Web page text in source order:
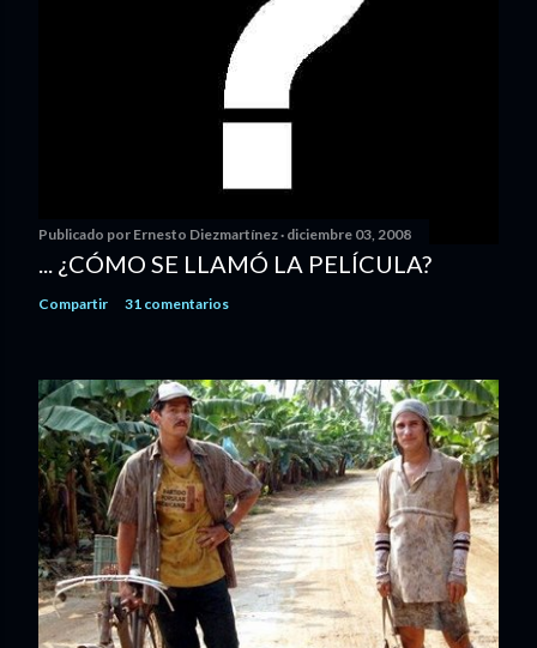
Publicado por Ernesto Diezmartínez diciembre 03, 2008
... ¿CÓMO SE LLAMÓ LA PELÍCULA?
Compartir 31 comentarios